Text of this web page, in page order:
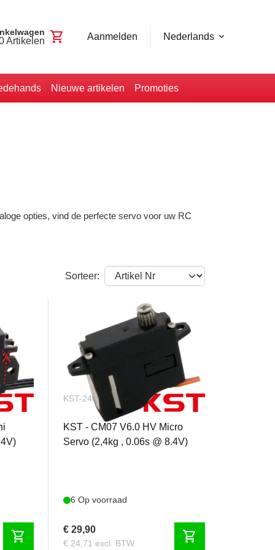
Artikelen shopping_cart Aanmelden Nederlands
Nieuwe artikelen Promoties
opties, vind de perfecte servo voor uw RC
Sorteer:
shopping_cart
KST-2409
KST - CM07 V6.0 HV Micro
Servo (2,4kg , 0.06s @ 8.4V)
6 Op voorraad
€ 29,90
€ 24,71 excl. BTW shopping_cart